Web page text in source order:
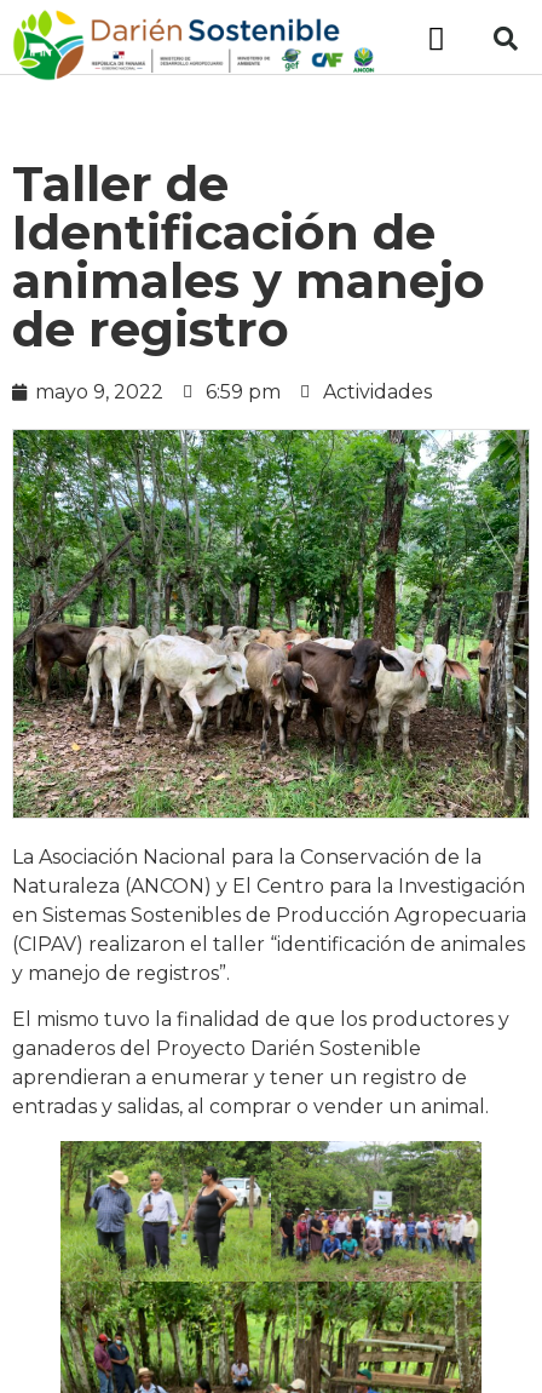
Taller de
Identificación de
animales y manejo
de registro
mayo 9, 2022 6:59 pm Actividades
La Asociación Nacional para la Conservación de la
Naturaleza (ANCON) y El Centro para la Investigación
en Sistemas Sostenibles de Producción Agropecuaria
(CIPAV) realizaron el taller “identificación de animales
y manejo de registros”.
El mismo tuvo la finalidad de que los productores y
ganaderos del Proyecto Darién Sostenible
aprendieran a enumerar y tener un registro de
entradas y salidas, al comprar o vender un animal.